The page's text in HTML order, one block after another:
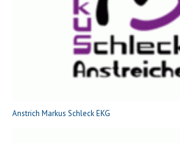
Anstrich Markus Schleck EKG